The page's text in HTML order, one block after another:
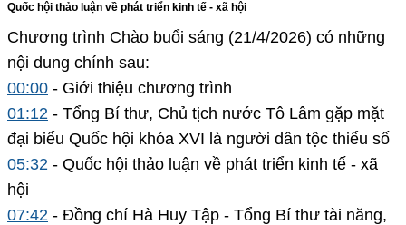
Quốc hội thảo luận về phát triển kinh tế - xã hội
Chương trình Chào buổi sáng (21/4/2026) có những
nội dung chính sau:
00:00 - Giới thiệu chương trình
01:12 - Tổng Bí thư, Chủ tịch nước Tô Lâm gặp mặt
đại biểu Quốc hội khóa XVI là người dân tộc thiểu số
05:32 - Quốc hội thảo luận về phát triển kinh tế - xã
hội
07:42 - Đồng chí Hà Huy Tập - Tổng Bí thư tài năng,